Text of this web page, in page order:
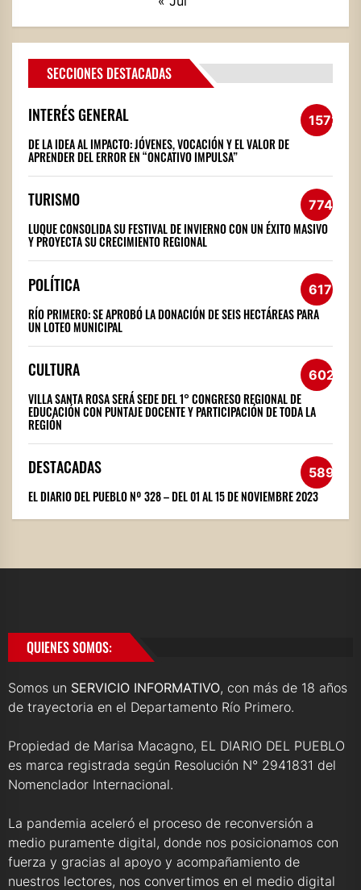
SECCIONES DESTACADAS
INTERÉS GENERAL 1572
DE LA IDEA AL IMPACTO: JÓVENES, VOCACIÓN Y EL VALOR DE
APRENDER DEL ERROR EN “ONCATIVO IMPULSA”
TURISMO 774
LUQUE CONSOLIDA SU FESTIVAL DE INVIERNO CON UN ÉXITO MASIVO
Y PROYECTA SU CRECIMIENTO REGIONAL
POLÍTICA 617
RÍO PRIMERO: SE APROBÓ LA DONACIÓN DE SEIS HECTÁREAS PARA
UN LOTEO MUNICIPAL
CULTURA 602
VILLA SANTA ROSA SERÁ SEDE DEL 1° CONGRESO REGIONAL DE
EDUCACIÓN CON PUNTAJE DOCENTE Y PARTICIPACIÓN DE TODA LA
REGIÓN
DESTACADAS 589
EL DIARIO DEL PUEBLO Nº 328 – DEL 01 AL 15 DE NOVIEMBRE 2023
QUIENES SOMOS:
Somos un SERVICIO INFORMATIVO, con más de 18 años
de trayectoria en el Departamento Río Primero.
Propiedad de Marisa Macagno, EL DIARIO DEL PUEBLO
es marca registrada según Resolución N° 2941831 del
Nomenclador Internacional.
La pandemia aceleró el proceso de reconversión a
medio puramente digital, donde nos posicionamos con
fuerza y gracias al apoyo y acompañamiento de
nuestros lectores, nos convertimos en el medio digital